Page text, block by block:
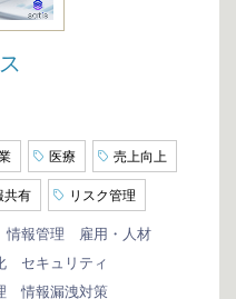
医療 売上向上
共有 リスク管理
情報管理
雇用・人材
セキュリティ
情報漏洩対策